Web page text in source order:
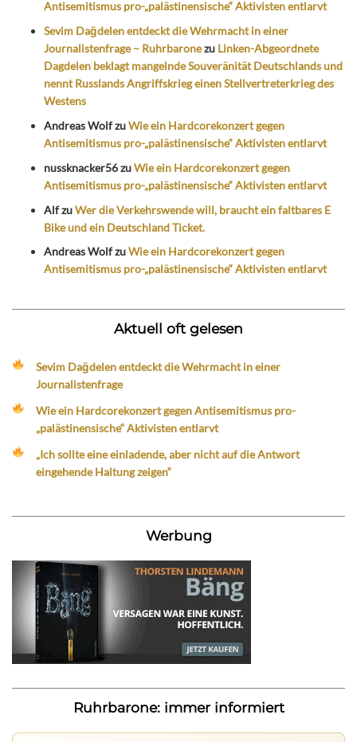
Antisemitismus pro-„palästinensische“ Aktivisten entlarvt
Sevim Dağdelen entdeckt die Wehrmacht in einer
Journalistenfrage – Ruhrbaronezu Linken-Abgeordnete
Dagdelen beklagt mangelnde Souveränität Deutschlands und
nennt Russlands Angriffskrieg einen Stellvertreterkrieg des
Westens
Andreas WolfzuWie ein Hardcorekonzert gegen
Antisemitismus pro-„palästinensische“ Aktivisten entlarvt
nussknacker56zuWie ein Hardcorekonzert gegen
Antisemitismus pro-„palästinensische“ Aktivisten entlarvt
AlfzuWer die Verkehrswende will, braucht ein faltbares E
Bike und ein Deutschland Ticket.
Andreas WolfzuWie ein Hardcorekonzert gegen
Antisemitismus pro-„palästinensische“ Aktivisten entlarvt
Aktuell oft gelesen
Sevim Dağdelen entdeckt die Wehrmacht in einer
Journalistenfrage
Wie ein Hardcorekonzert gegen Antisemitismus pro-
„palästinensische“ Aktivisten entlarvt
„Ich sollte eine einladende, aber nicht auf die Antwort
eingehende Haltung zeigen“
Werbung
Ruhrbarone: immer informiert